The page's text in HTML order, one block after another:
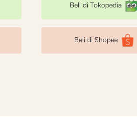
Beli di Tokopedia
Beli di Shopee